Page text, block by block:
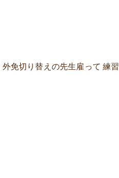
免切り替えの先生雇って 練習